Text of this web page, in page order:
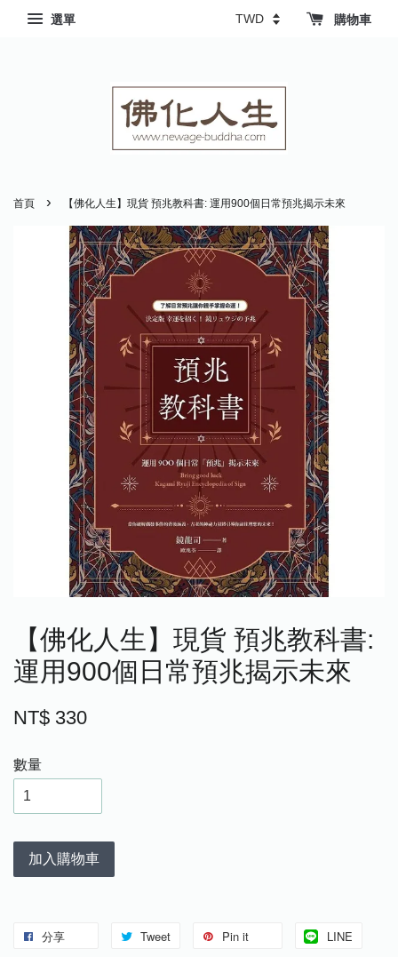
選單 購物車
首頁 › 【佛化人生】現貨 預兆教科書: 運用900個日常預兆揭示未來
【佛化人生】現貨 預兆教科書:
運用900個日常預兆揭示未來
NT$ 330
數量
加入購物車
分享 Tweet Pin it LINE